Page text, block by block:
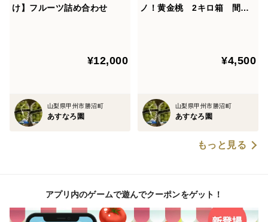
け】フルーツ詰め合わせ
¥12,000
山梨県甲州市勝沼町
あすなろ園
ノ！黄金桃 2キロ箱 間も
¥4,500
山梨県甲州市勝沼町
あすなろ園
もっと見る
アプリ内のゲームで遊んでクーポンをゲット！